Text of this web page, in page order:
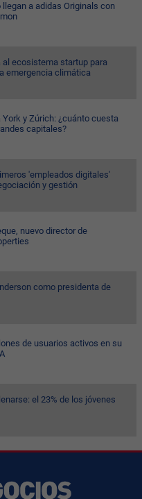
a adidas Originals con
al ecosistema startup para
emergencia climática
y Zúrich: ¿cuánto cuesta
capitales?
'empleados digitales'
y gestión
nuevo director de
como presidenta de
de usuarios activos en su
el 23% de los jóvenes